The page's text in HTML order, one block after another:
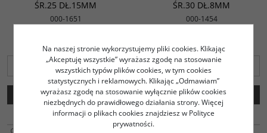
ŚR.25 DŁ.15MM
000-1651
DO KOSZYKA
ŚR.30 DŁ.8MM
000-1454
DO KOSZYKA
Na naszej stronie wykorzystujemy pliki cookies. Klikając
„Akceptuję wszystkie” wyrażasz zgodę na stosowanie
wszystkich typów plików cookies, w tym cookies
statystycznych i reklamowych. Klikając „Odmawiam”
wyrażasz zgodę na stosowanie wyłącznie plików cookies
niezbędnych do prawidłowego działania strony. Więcej
informacji o plikach cookies znajdziesz w Polityce
prywatności.